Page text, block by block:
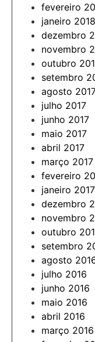
fevereiro
janeiro 2018
dezembro
novembro
outubro
setembro
agosto
julho 2017
junho 2017
maio 2017
abril 2017
março 2017
fevereiro
janeiro 2017
dezembro
novembro
outubro
setembro
agosto
julho 2016
junho 2016
maio 2016
abril 2016
março 2016